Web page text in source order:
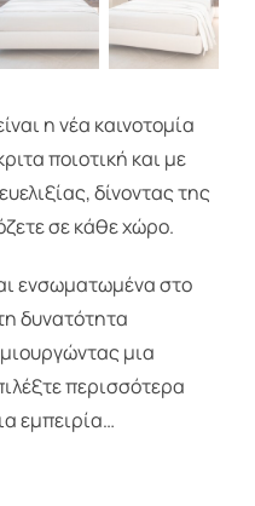
η νέα καινοτομία
ποιοτική και με
δίνοντας της
σε κάθε χώρο.
ενσωματωμένα στο
δυνατότητα
μια
περισσότερα
εμπειρία…